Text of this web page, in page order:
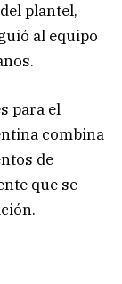
plantel,
al equipo
para el
combina
de
que se